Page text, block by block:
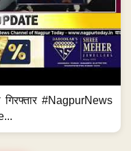
#NagpurNews